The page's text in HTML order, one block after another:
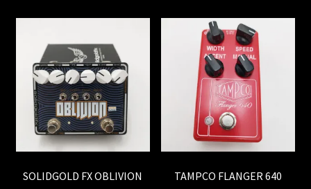
SOLIDGOLD FX OBLIVION
TAMPCO FLANGER 640